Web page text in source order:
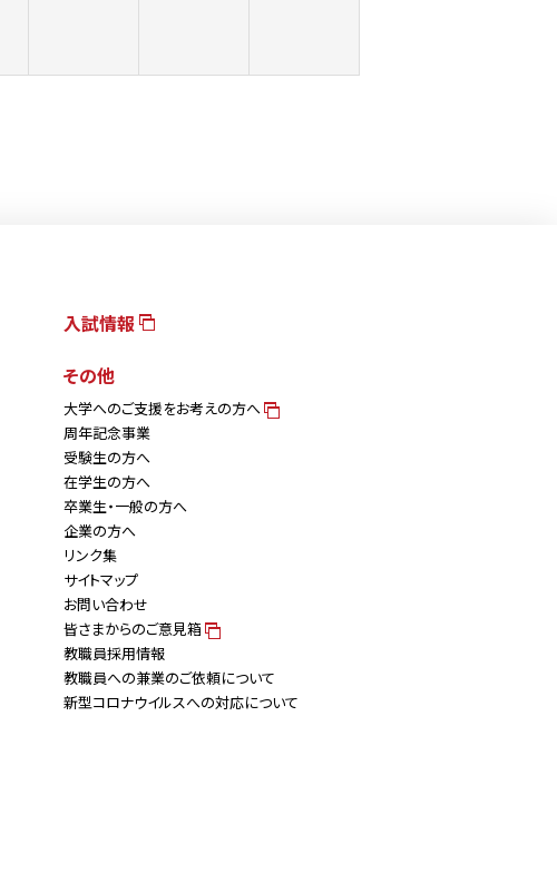
入試情報
その他
大学へのご支援をお考えの方へ
周年記念事業
受験生の方へ
在学生の方へ
卒業生・一般の方へ
企業の方へ
リンク集
サイトマップ
お問い合わせ
皆さまからのご意見箱
教職員採用情報
教職員への兼業のご依頼について
新型コロナウイルスへの対応について